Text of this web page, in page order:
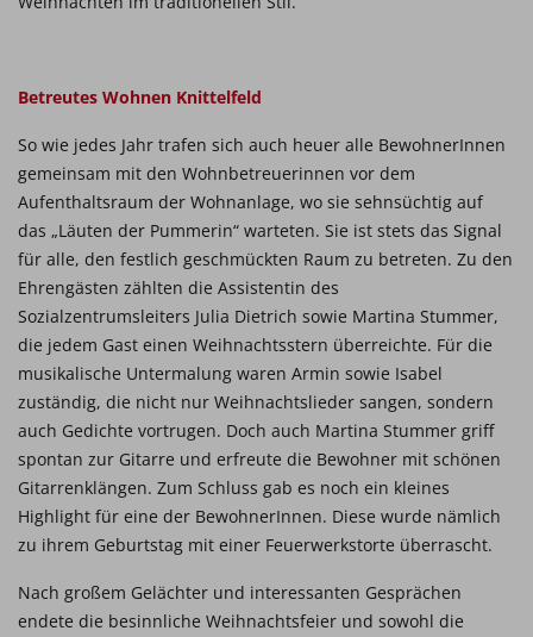
Betreutes Wohnen Knittelfeld
So wie jedes Jahr trafen sich auch heuer alle BewohnerInnen
gemeinsam mit den Wohnbetreuerinnen vor dem
Aufenthaltsraum der Wohnanlage, wo sie sehnsüchtig auf
das „Läuten der Pummerin“ warteten. Sie ist stets das Signal
für alle, den festlich geschmückten Raum zu betreten. Zu den
Ehrengästen zählten die Assistentin des
Sozialzentrumsleiters Julia Dietrich sowie Martina Stummer,
die jedem Gast einen Weihnachtsstern überreichte. Für die
musikalische Untermalung waren Armin sowie Isabel
zuständig, die nicht nur Weihnachtslieder sangen, sondern
auch Gedichte vortrugen. Doch auch Martina Stummer griff
spontan zur Gitarre und erfreute die Bewohner mit schönen
Gitarrenklängen. Zum Schluss gab es noch ein kleines
Highlight für eine der BewohnerInnen. Diese wurde nämlich
zu ihrem Geburtstag mit einer Feuerwerkstorte überrascht.
Nach großem Gelächter und interessanten Gesprächen
endete die besinnliche Weihnachtsfeier und sowohl die